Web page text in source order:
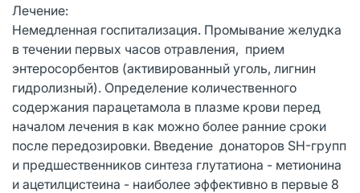
Лечение:
Немедленная госпитализация. Промывание желудка
в течении первых часов отравления, прием
энтеросорбентов (активированный уголь, лигнин
гидролизный). Определение количественного
содержания парацетамола в плазме крови перед
началом лечения в как можно более ранние сроки
после передозировки. Введение донаторов SH-групп
и предшественников синтеза глутатиона - метионина
и ацетилцистеина - наиболее эффективно в первые 8